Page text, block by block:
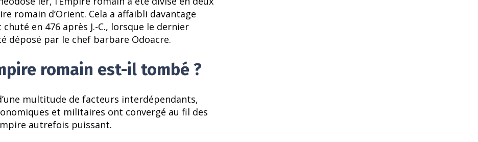
romain d’Orient. Cela a affaibli davantage
en 476 après J.-C., lorsque le dernier
déposé par le chef barbare Odoacre.
romain est-il tombé ?
multitude de facteurs interdépendants,
et militaires ont convergé au fil des
autrefois puissant.